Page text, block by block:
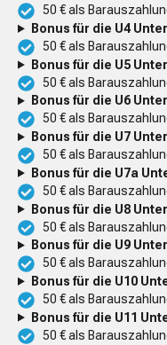
50 € als
Bonus für die U4
50 € als
Bonus für die U5
50 € als
Bonus für die U6
50 € als
Bonus für die U7
50 € als
Bonus für die U7a
50 € als
Bonus für die U8
50 € als
Bonus für die U9
50 € als
Bonus für die U10
50 € als
Bonus für die U11
50 € als